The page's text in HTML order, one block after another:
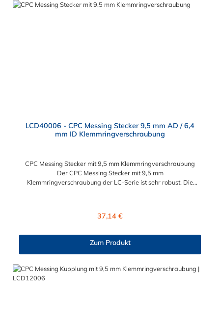
LCD40006 - CPC Messing Stecker 9,5 mm AD / 6,4
mm ID Klemmringverschraubung
CPC Messing Stecker mit 9,5 mm Klemmringverschraubung
Der CPC Messing Stecker mit 9,5 mm
Klemmringverschraubung der LC-Serie ist sehr robust. Die
ausgelegt ist. Der CPC Stecker ermöglicht ein bequemes
Stecker mit 9,5 mm Klemmringverschraubung für eine
Schlauchkupplung hat ein Absperrventil. Die CPC Serie bietet
hohe Flexibilität mit zahlreichen Konfigurationen und
Anschlussvarianten und ist sowohl mit den Acetal-Kupplungen
der PLC-Serie kombinierbar als auch mit den Polypropylen-
Regulärer Preis:
37,14 €
Zum Produkt